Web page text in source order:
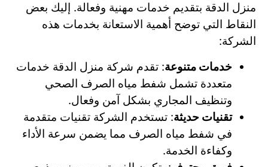
منزل الدقة بتقديم خدمات مهنية وفعالة. إليك بعض
النقاط التي توضح أهمية الاستعانة بخدمات هذه
الشركة:
خدمات متنوعة: تقدم شركة منزل الدقة خدمات
متعددة تشمل شفط مياه الصرف الصحي
وتنظيف المجاري بشكل آمن وفعال.
تقنيات حديثة: تستخدم الشركة تقنيات متقدمة
في شفط مياه الصرف مما يضمن سرعة الأداء
وكفاءة الخدمة.